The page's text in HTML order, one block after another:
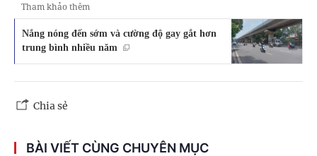
Tham khảo thêm
Nắng nóng đến sớm và cường độ gay gắt hơn
trung bình nhiều năm
Chia sẻ
BÀI VIẾT CÙNG CHUYÊN MỤC